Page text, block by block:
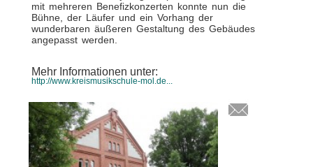
mit mehreren Benefizkonzerten konnte nun die
Bühne, der Läufer und ein Vorhang der
wunderbaren äußeren Gestaltung des Gebäudes
angepasst werden.
Mehr Informationen unter:
http://www.kreismusikschule-mol.de...